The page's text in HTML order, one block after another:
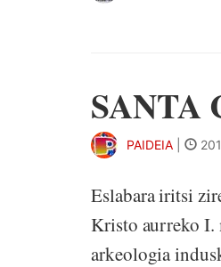
SANTA
PAIDEIA
Eslabara iritsi
Kristo aurreko I.
arkeologia